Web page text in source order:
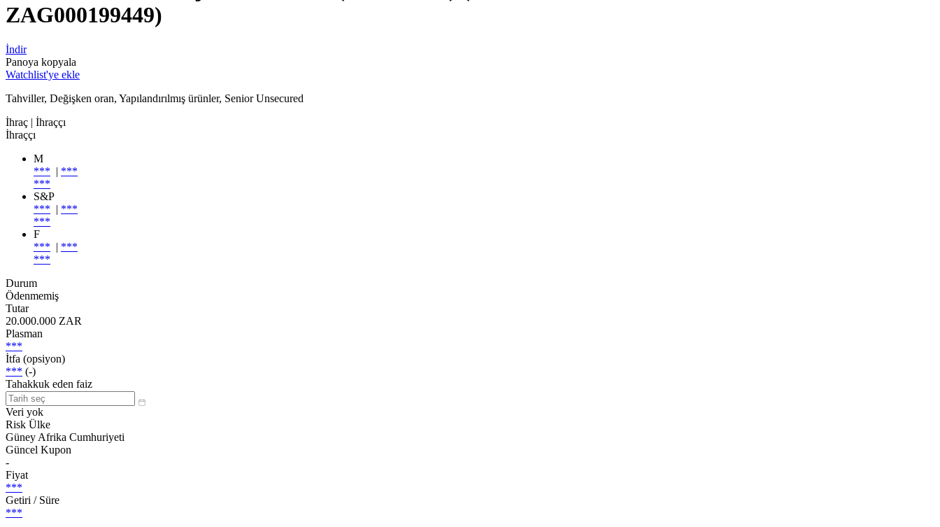
ZAG000199449)
İndir
Panoya kopyala
Watchlist'ye ekle
Tahviller, Değişken oran, Yapılandırılmış ürünler, Senior Unsecured
İhraç | İhraççı
İhraççı
M
*** | ***
***
S&P
*** | ***
***
F
*** | ***
***
Durum
Ödenmemiş
Tutar
20.000.000 ZAR
Plasman
***
İtfa (opsiyon)
*** (-)
Tahakkuk eden faiz
Veri yok
Risk Ülke
Güney Afrika Cumhuriyeti
Güncel Kupon
-
Fiyat
***
Getiri / Süre
***